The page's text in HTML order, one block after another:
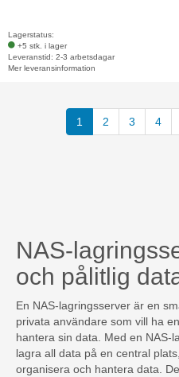
Lagerstatus:
+5 stk. i lager
Leveranstid: 2-3 arbetsdagar
Mer leveransinformation
1 (current)
2 3 4
NAS-
och pålitlig
En NAS-lagringsserver är en
privata användare som vill ha
hantera sin data. Med en NAS-
lagra all data på en central
organisera och hantera data.